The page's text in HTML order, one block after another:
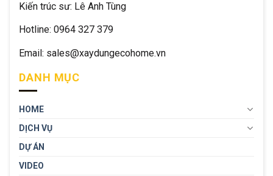
Kiến trúc sư: Lê Anh Tùng
Hotline: 0964 327 379
Email: sales@xaydungecohome.vn
DANH MỤC
HOME
DỊCH VỤ
DỰ ÁN
VIDEO